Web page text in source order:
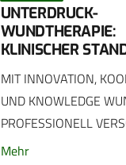
UNTERDRUCK-
WUNDTHERAPIE:
KLINISCHER
MIT INNOVATION,
UND KNOWLEDGE
PROFESSIONELL
Mehr